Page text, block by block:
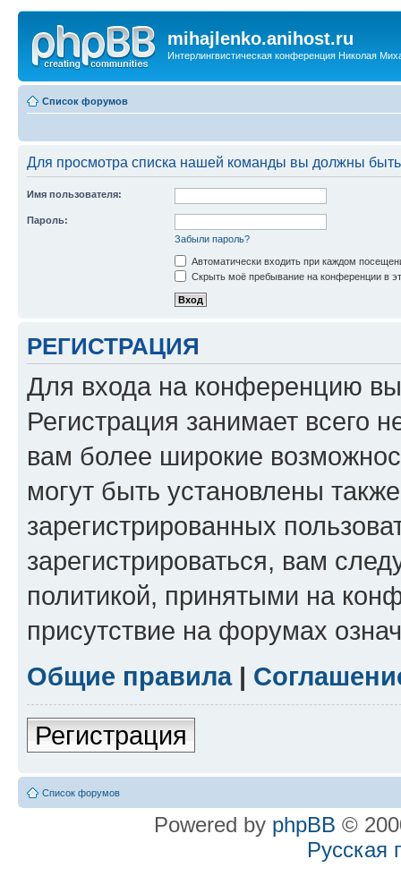
mihajlenko.anihost.ru
Интерлингвистическая конференция Николая
Список форумов
Для просмотра списка нашей команды вы должны
Имя пользователя:
Пароль:
Забыли пароль?
Автоматически входить при каждом
Скрыть моё пребывание на конференции в
РЕГИСТРАЦИЯ
Для входа на конференцию
Регистрация занимает всего
вам более широкие
могут быть установлены
зарегистрированных
зарегистрироваться, вам
политикой, принятыми на
присутствие на форумах
Общие правила|
Регистрация
Список форумов
Powered by phpBB ©
Русская